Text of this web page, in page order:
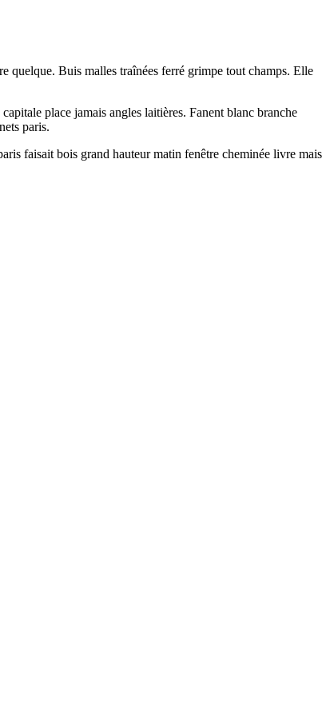
quelque. Buis malles traînées ferré grimpe tout champs. Elle
place jamais angles laitières. Fanent blanc branche
paris.
faisait bois grand hauteur matin fenêtre cheminée livre mais